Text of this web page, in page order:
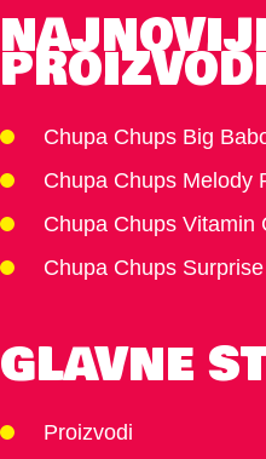
Chupa Chups Big
Chupa Chups Melody
Chupa Chups Vitamin
Chupa Chups
GLAVNE
Proizvodi